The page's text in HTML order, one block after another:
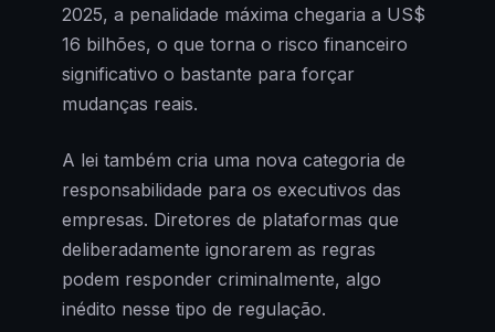
2025, a penalidade máxima chegaria a US$
16 bilhões, o que torna o risco financeiro
significativo o bastante para forçar
mudanças reais.
A lei também cria uma nova categoria de
responsabilidade para os executivos das
empresas. Diretores de plataformas que
deliberadamente ignorarem as regras
podem responder criminalmente, algo
inédito nesse tipo de regulação.